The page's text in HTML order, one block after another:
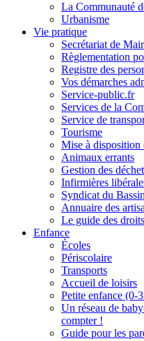
La Communauté
Urbanisme
Vie pratique
Secrétariat de
Règlementation
Registre des
Vos démarches
Service-public.fr
Services de la
Service de
Tourisme
Mise à disposition
Animaux errants
Gestion des
Infirmières
Syndicat du
Annuaire des
Le guide des
Enfance
Écoles
Périscolaire
Transports
Accueil de loisirs
Petite enfance (0-
Un réseau de
compter !
Guide pour les